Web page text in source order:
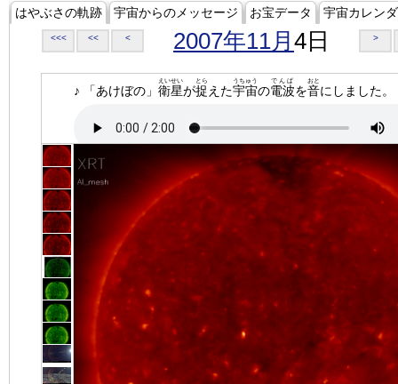
はやぶさの軌跡 宇宙からのメッセージ お宝データ 宇宙カレン
<<< << < 2007年11月 4日 >
♪ 「あけぼの」 衛星
えいせい
が捉
とら
えた宇宙
うちゅう
の電波
でんぱ
を音
おと
にしました。